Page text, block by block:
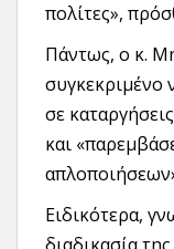
πολίτες»,
Πάντως, ο κ.
συγκεκριμένο
σε
και
Ειδικότερα,